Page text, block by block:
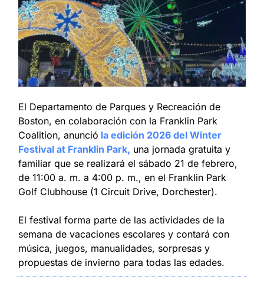
El Departamento de Parques y Recreación de
Boston, en colaboración con la Franklin Park
Coalition, anunció la edición 2026 del Winter
Festival at Franklin Park, una jornada gratuita y
familiar que se realizará el sábado 21 de febrero,
de 11:00 a. m. a 4:00 p. m., en el Franklin Park
Golf Clubhouse (1 Circuit Drive, Dorchester).
El festival forma parte de las actividades de la
semana de vacaciones escolares y contará con
música, juegos, manualidades, sorpresas y
propuestas de invierno para todas las edades.